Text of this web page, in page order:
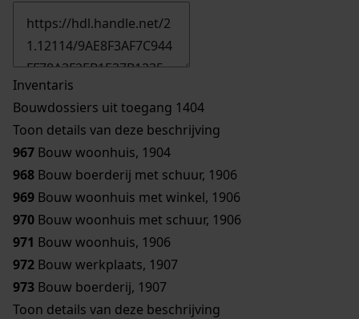
Inventaris
Bouwdossiers uit toegang 1404
Toon details van deze beschrijving
967 Bouw woonhuis, 1904
968 Bouw boerderij met schuur, 1906
969 Bouw woonhuis met winkel, 1906
970 Bouw woonhuis met schuur, 1906
971 Bouw woonhuis, 1906
972 Bouw werkplaats, 1907
973 Bouw boerderij, 1907
Toon details van deze beschrijving